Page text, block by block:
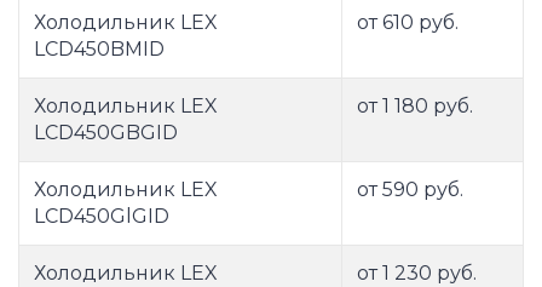
Холодильник LEX
LCD450BMID
от 610 руб.
Холодильник LEX
LCD450GBGID
от 1 180 руб.
Холодильник LEX
LCD450GlGID
от 590 руб.
Холодильник LEX
от 1 230 руб.